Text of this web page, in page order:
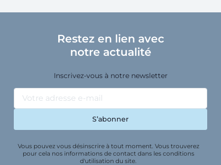
Restez en lien avec
notre actualité
Inscrivez-vous à notre newsletter
Vous pouvez vous désinscrire à tout moment. Vous trouverez
pour cela nos informations de contact dans les conditions
d'utilisation du site.